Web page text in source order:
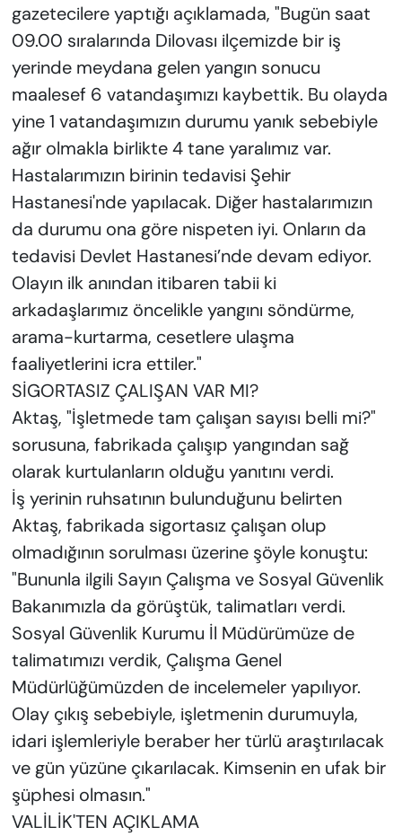
gazetecilere yaptığı açıklamada, "Bugün saat
09.00 sıralarında Dilovası ilçemizde bir iş
yerinde meydana gelen yangın sonucu
maalesef 6 vatandaşımızı kaybettik. Bu olayda
yine 1 vatandaşımızın durumu yanık sebebiyle
ağır olmakla birlikte 4 tane yaralımız var.
Hastalarımızın birinin tedavisi Şehir
Hastanesi'nde yapılacak. Diğer hastalarımızın
da durumu ona göre nispeten iyi. Onların da
tedavisi Devlet Hastanesi’nde devam ediyor.
Olayın ilk anından itibaren tabii ki
arkadaşlarımız öncelikle yangını söndürme,
arama-kurtarma, cesetlere ulaşma
faaliyetlerini icra ettiler."
SİGORTASIZ ÇALIŞAN VAR MI?
Aktaş, "İşletmede tam çalışan sayısı belli mi?"
sorusuna, fabrikada çalışıp yangından sağ
olarak kurtulanların olduğu yanıtını verdi.
İş yerinin ruhsatının bulunduğunu belirten
Aktaş, fabrikada sigortasız çalışan olup
olmadığının sorulması üzerine şöyle konuştu:
"Bununla ilgili Sayın Çalışma ve Sosyal Güvenlik
Bakanımızla da görüştük, talimatları verdi.
Sosyal Güvenlik Kurumu İl Müdürümüze de
talimatımızı verdik, Çalışma Genel
Müdürlüğümüzden de incelemeler yapılıyor.
Olay çıkış sebebiyle, işletmenin durumuyla,
idari işlemleriyle beraber her türlü araştırılacak
ve gün yüzüne çıkarılacak. Kimsenin en ufak bir
şüphesi olmasın."
VALİLİK'TEN AÇIKLAMA